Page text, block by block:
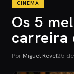
CINEMA
Os 5
carreira
Por Miguel Revel25